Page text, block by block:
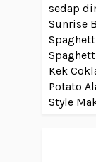
sedap
Sunrise
Kek
Potato
Style